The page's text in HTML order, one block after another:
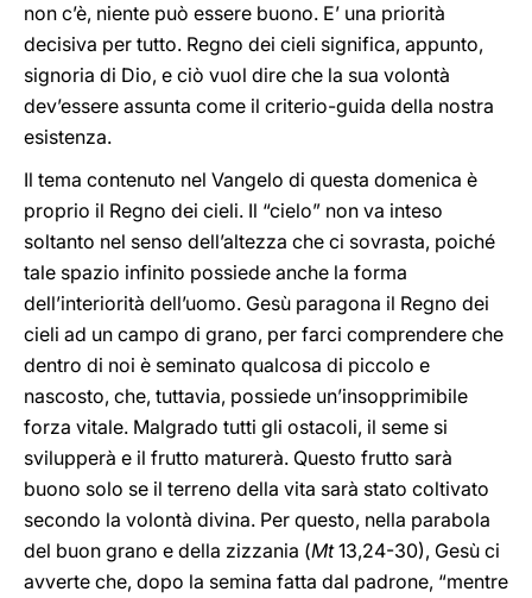
non c’è, niente può essere buono. E’ una priorità
decisiva per tutto. Regno dei cieli significa, appunto,
signoria di Dio, e ciò vuol dire che la sua volontà
dev’essere assunta come il criterio-guida della nostra
esistenza.
Il tema contenuto nel Vangelo di questa domenica è
proprio il Regno dei cieli. Il “cielo” non va inteso
soltanto nel senso dell’altezza che ci sovrasta, poiché
tale spazio infinito possiede anche la forma
dell’interiorità dell’uomo. Gesù paragona il Regno dei
cieli ad un campo di grano, per farci comprendere che
dentro di noi è seminato qualcosa di piccolo e
nascosto, che, tuttavia, possiede un’insopprimibile
forza vitale. Malgrado tutti gli ostacoli, il seme si
svilupperà e il frutto maturerà. Questo frutto sarà
buono solo se il terreno della vita sarà stato coltivato
secondo la volontà divina. Per questo, nella parabola
del buon grano e della zizzania (Mt13,24-30), Gesù ci
avverte che, dopo la semina fatta dal padrone, “mentre